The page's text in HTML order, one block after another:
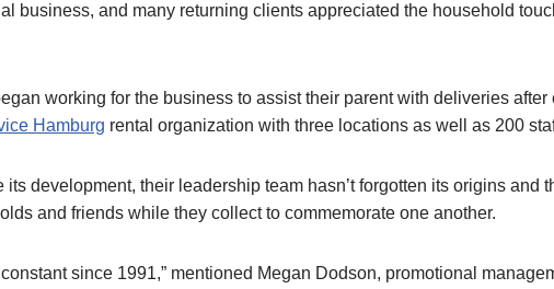
business, and many returning clients appreciated the household
working for the business to assist their parent with deliveries after
Hamburg rental organization with three locations as well as 200
its development, their leadership team hasn’t forgotten its origins and
and friends while they collect to commemorate one another.
since 1991,” mentioned Megan Dodson, promotional